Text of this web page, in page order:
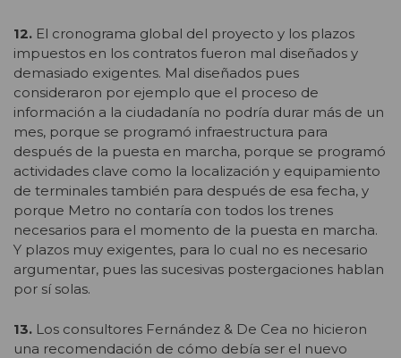
12. El cronograma global del proyecto y los plazos
impuestos en los contratos fueron mal diseñados y
demasiado exigentes. Mal diseñados pues
consideraron por ejemplo que el proceso de
información a la ciudadanía no podría durar más de un
mes, porque se programó infraestructura para
después de la puesta en marcha, porque se programó
actividades clave como la localización y equipamiento
de terminales también para después de esa fecha, y
porque Metro no contaría con todos los trenes
necesarios para el momento de la puesta en marcha.
Y plazos muy exigentes, para lo cual no es necesario
argumentar, pues las sucesivas postergaciones hablan
por sí solas.
13. Los consultores Fernández & De Cea no hicieron
una recomendación de cómo debía ser el nuevo